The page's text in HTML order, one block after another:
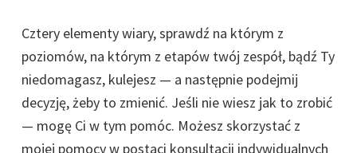
Cztery elementy wiary, sprawdź na którym z
poziomów, na którym z etapów twój zespół, bądź Ty
niedomagasz, kulejesz — a następnie podejmij
decyzję, żeby to zmienić. Jeśli nie wiesz jak to zrobić
— mogę Ci w tym pomóc. Możesz skorzystać z
mojej pomocy w postaci konsultacji indywidualnych